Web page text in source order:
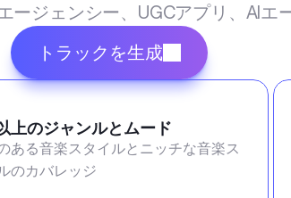
ジェンシー、UGCアプリ、AIエ
トラックを生成
上のジャンルとムード
ある音楽スタイルとニッチな音楽ス
のカバレッジ